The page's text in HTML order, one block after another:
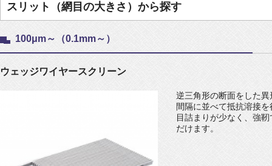
スリット（網目の大きさ）から探す
100μm～（0.1mm～）
ウェッジワイヤースクリーン
逆三角形の断面をした
間隔に並べて抵抗溶接
目詰まりが少なく、強
だけます。